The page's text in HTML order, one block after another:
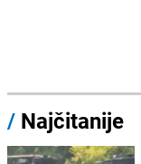
/ Najčitanije